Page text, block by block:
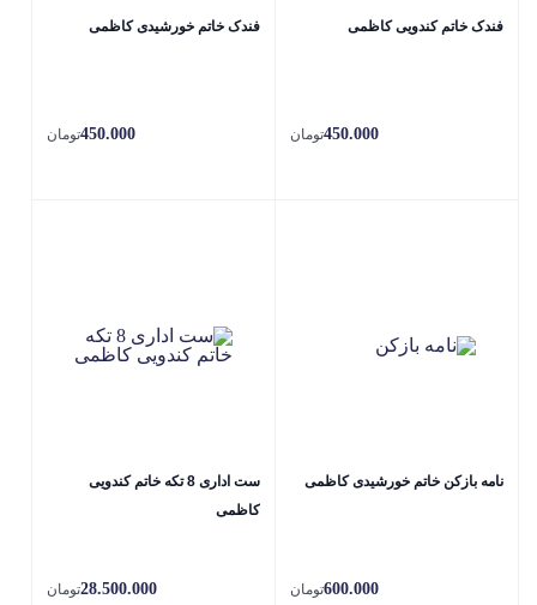
فندک خاتم کندویی کاظمی
450.000تومان
فندک خاتم خورشیدی کاظمی
450.000تومان
نامه بازکن خاتم خورشیدی کاظمی
600.000تومان
ست اداری 8 تکه خاتم کندویی
کاظمی
28.500.000تومان